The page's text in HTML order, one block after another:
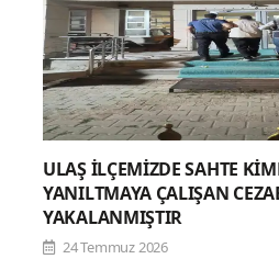
ULAŞ İLÇEMİZDE SAHTE
YANILTMAYA ÇALIŞAN
YAKALANMIŞTIR
24 Temmuz 2026